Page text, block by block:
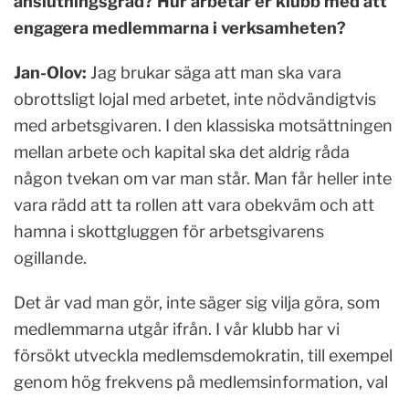
engagera medlemmarna i verksamheten?
Jan-Olov: Jag brukar säga att man ska vara
obrottsligt lojal med arbetet, inte nödvändigtvis
med arbetsgivaren. I den klassiska motsättningen
mellan arbete och kapital ska det aldrig råda
någon tvekan om var man står. Man får heller inte
vara rädd att ta rollen att vara obekväm och att
hamna i skottgluggen för arbetsgivarens
ogillande.
Det är vad man gör, inte säger sig vilja göra, som
medlemmarna utgår ifrån. I vår klubb har vi
försökt utveckla medlemsdemokratin, till exempel
genom hög frekvens på medlemsinformation, val